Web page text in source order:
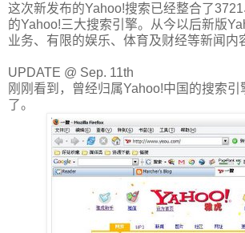
这次新发布的Yahoo!搜索已经整合了
的Yahoo!三大搜索引擎。从今以后新版
业务、有限的娱乐、体育及财经等新闻内
UPDATE @ Sep. 11th
刚刚看到，曾经归属Yahoo!中国的搜索引
了。